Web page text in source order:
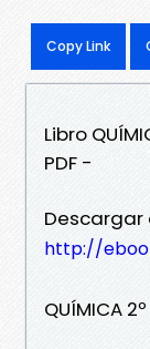
Copy Link
Libro
PDF -
Descargar
http://
QUÍMICA 2º